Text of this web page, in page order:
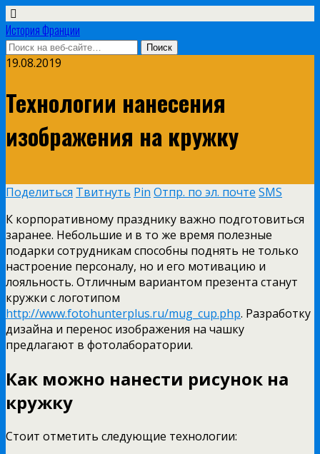
История Франции
19.08.2019
Технологии нанесения
изображения на кружку
Поделиться Твитнуть Pin Отпр. по эл. почте SMS
К корпоративному празднику важно подготовиться
заранее. Небольшие и в то же время полезные
подарки сотрудникам способны поднять не только
настроение персоналу, но и его мотивацию и
лояльность. Отличным вариантом презента станут
кружки с логотипом
http://www.fotohunterplus.ru/mug_cup.php. Разработку
дизайна и перенос изображения на чашку
предлагают в фотолаборатории.
Как можно нанести рисунок на
кружку
Стоит отметить следующие технологии: